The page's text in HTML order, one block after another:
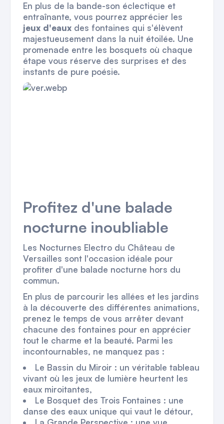
En plus de la bande-son éclectique et
entraînante, vous pourrez apprécier les
jeux d'eaux des fontaines qui s'élèvent
majestueusement dans la nuit étoilée. Une
promenade entre les bosquets où chaque
étape vous réserve des surprises et des
instants de pure poésie.
Profitez d'une balade
nocturne inoubliable
Les Nocturnes Electro du Château de
Versailles sont l'occasion idéale pour
profiter d'une balade nocturne hors du
commun.
En plus de parcourir les allées et les jardins
à la découverte des différentes animations,
prenez le temps de vous arrêter devant
chacune des fontaines pour en apprécier
tout le charme et la beauté. Parmi les
incontournables, ne manquez pas :
Le Bassin du Miroir : un véritable tableau
vivant où les jeux de lumière heurtent les
eaux miroitantes,
Le Bosquet des Trois Fontaines : une
danse des eaux unique qui vaut le détour,